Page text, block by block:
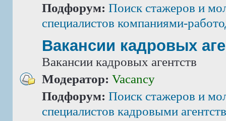
Подфорум: Поиск стажеров и
специалистов компаниями-
Вакансии кадровых
Вакансии кадровых агентств
Модератор: Vacancy
Подфорум: Поиск стажеров и
специалистов кадровыми